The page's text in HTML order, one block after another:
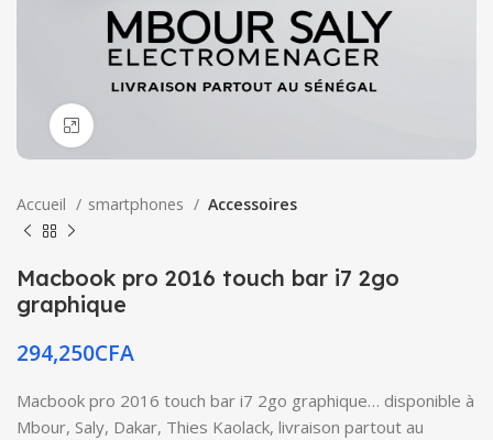
Accueil smartphones Accessoires
Macbook pro 2016 touch bar i7 2go
graphique
294,250CFA
Macbook pro 2016 touch bar i7 2go graphique… disponible à
Mbour, Saly, Dakar, Thies Kaolack, livraison partout au